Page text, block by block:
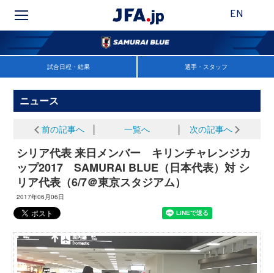
EN
試合日程・結果 選手・スタッフ
ニュース
前の記事へ 一覧へ 次の記事へ
シリア代表 来日メンバー キリンチャレンジカ
ップ2017 SAMURAI BLUE（日本代表）対 シ
リア代表（6/7＠東京スタジアム）
2017年06月06日